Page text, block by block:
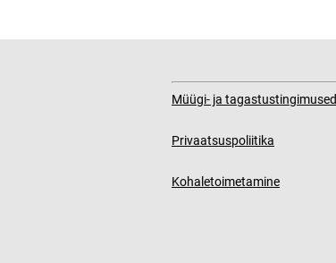
Müügi- ja tagastustingimused
Privaatsuspoliitika
Kohaletoimetamine